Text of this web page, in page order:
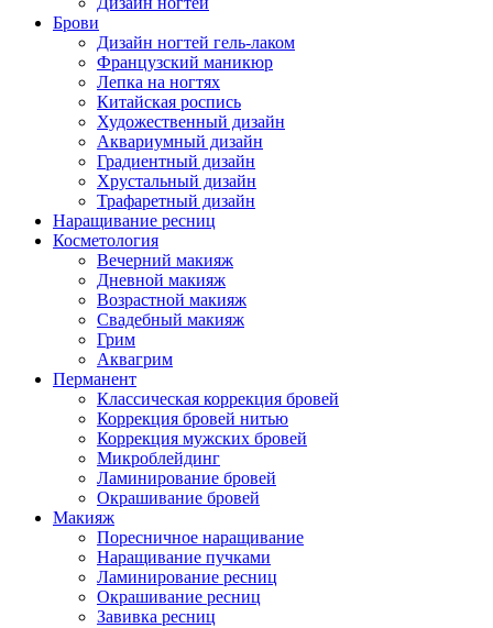
Брови
Дизайн ногтей гель-лаком
Французский маникюр
Лепка на ногтях
Китайская роспись
Художественный дизайн
Аквариумный дизайн
Градиентный дизайн
Хрустальный дизайн
Трафаретный дизайн
Наращивание ресниц
Косметология
Вечерний макияж
Дневной макияж
Возрастной макияж
Свадебный макияж
Грим
Аквагрим
Перманент
Классическая коррекция бровей
Коррекция бровей нитью
Коррекция мужских бровей
Микроблейдинг
Ламинирование бровей
Окрашивание бровей
Макияж
Поресничное наращивание
Наращивание пучками
Ламинирование ресниц
Окрашивание ресниц
Завивка ресниц